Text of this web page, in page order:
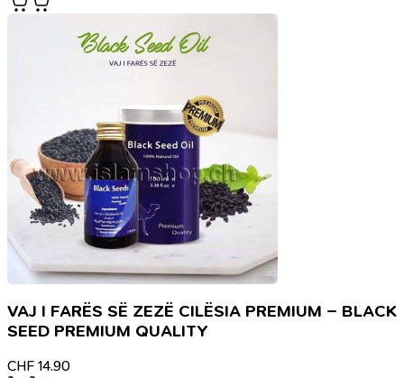
VAJ I FARËS SË ZEZË CILËSIA PREMIUM – BLACK
SEED PREMIUM QUALITY
CHF 14.90